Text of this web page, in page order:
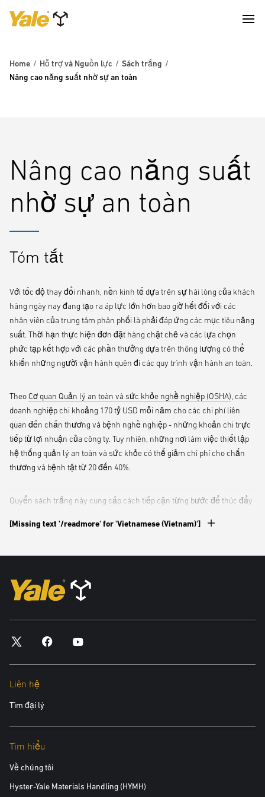
Home Hỗ trợ và Nguồn lực
Sách trắng
Nâng cao năng suất nhờ sự an toàn
Nâng cao năng suất
nhờ sự an toàn
Tóm tắt
Với tốc độ thay đổi nhanh, nền kinh tế dựa trên sự hài lòng của khách
hàng ngày nay đang tạo ra áp lực lớn hơn bao giờ hết đối với các
nhân viên của trung tâm phân phối là phải đáp ứng các mục tiêu năng
suất. Thời hạn thực hiện đơn đặt hàng chặt chẽ và các lựa chọn
phức tạp kết hợp với các phần thưởng dựa trên thông lượng có thể
khiến những người vận hành quên đi các quy trình vận hành an toàn.
Theo Cơ quan Quản lý an toàn và sức khỏe nghề nghiệp (OSHA) , các
doanh nghiệp chi khoảng 170 tỷ USD mỗi năm cho các chi phí liên
quan đến chấn thương và bệnh nghề nghiệp - những khoản chi trực
tiếp từ lợi nhuận của công ty. Tuy nhiên, những nơi làm việc thiết lập
hệ thống quản lý an toàn và sức khỏe có thể giảm chi phí cho chấn
thương và bệnh tật từ 20 đến 40%.
Quyển sách trắng này cung cấp cách tiếp cận từng bước để thúc đẩy
phù hợp và các tính năng xe nâng thân thiện với người vận hành xe
Đọc bản PDF đầy đủ
[Missing text '/readmore' for 'Vietnamese (Vietnam)']
Liên hệ
Tìm đại lý
Tìm hiểu
Về chúng tôi
Hyster-Yale Materials Handling (HYMH)